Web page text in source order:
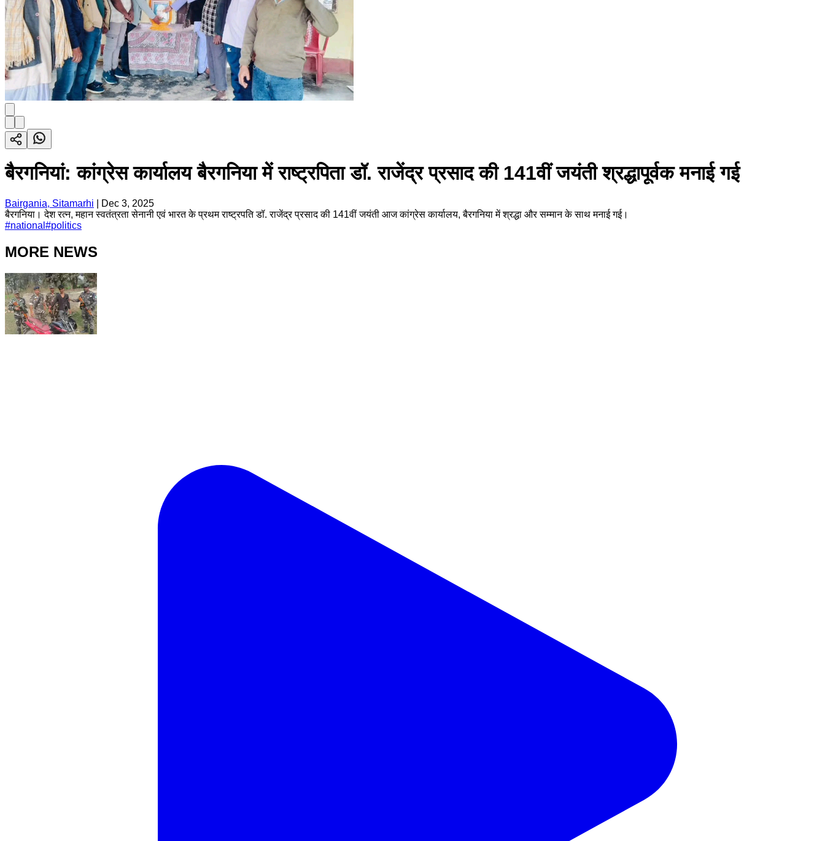
बैरगनियां: कांग्रेस कार्यालय बैरगनिया में राष्ट्रपिता डॉ. राजेंद्र प्रसाद की 141वीं जयंती श्रद्धापूर्वक मनाई गई
Bairgania, Sitamarhi
Dec 3, 2025
बैरगनिया। देश रत्न, महान स्वतंत्रता सेनानी एवं भारत के प्रथम राष्ट्रपति डॉ. राजेंद्र प्रसाद की 141वीं जयंती आज कांग्रेस कार्यालय, बैरगनिया में श्रद्धा और सम्मान के साथ मनाई गई।
#national #politics
MORE NEWS